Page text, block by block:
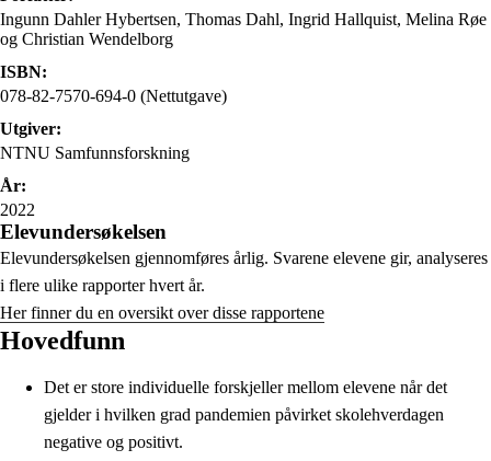
Ingunn Dahler Hybertsen, Thomas Dahl, Ingrid Hallquist, Melina Røe
og Christian Wendelborg
ISBN:
078-82-7570-694-0 (Nettutgave)
Utgiver:
NTNU Samfunnsforskning
År:
2022
Elevundersøkelsen
Elevundersøkelsen gjennomføres årlig. Svarene elevene gir, analyseres
i flere ulike rapporter hvert år.
Her finner du en oversikt over disse rapportene
Hovedfunn
Det er store individuelle forskjeller mellom elevene når det
gjelder i hvilken grad pandemien påvirket skolehverdagen
negative og positivt.